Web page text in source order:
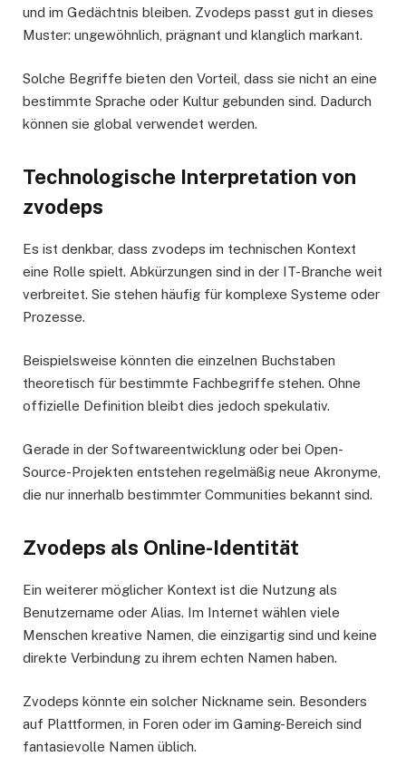
und im Gedächtnis bleiben. Zvodeps passt gut in dieses
Muster: ungewöhnlich, prägnant und klanglich markant.
Solche Begriffe bieten den Vorteil, dass sie nicht an eine
bestimmte Sprache oder Kultur gebunden sind. Dadurch
können sie global verwendet werden.
Technologische Interpretation von
zvodeps
Es ist denkbar, dass zvodeps im technischen Kontext
eine Rolle spielt. Abkürzungen sind in der IT-Branche weit
verbreitet. Sie stehen häufig für komplexe Systeme oder
Prozesse.
Beispielsweise könnten die einzelnen Buchstaben
theoretisch für bestimmte Fachbegriffe stehen. Ohne
offizielle Definition bleibt dies jedoch spekulativ.
Gerade in der Softwareentwicklung oder bei Open-
Source-Projekten entstehen regelmäßig neue Akronyme,
die nur innerhalb bestimmter Communities bekannt sind.
Zvodeps als Online-Identität
Ein weiterer möglicher Kontext ist die Nutzung als
Benutzername oder Alias. Im Internet wählen viele
Menschen kreative Namen, die einzigartig sind und keine
direkte Verbindung zu ihrem echten Namen haben.
Zvodeps könnte ein solcher Nickname sein. Besonders
auf Plattformen, in Foren oder im Gaming-Bereich sind
fantasievolle Namen üblich.